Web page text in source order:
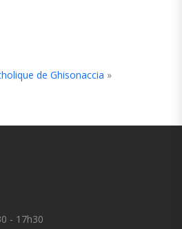
de Ghisonaccia »
- 17h30